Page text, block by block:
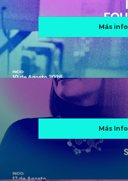
Más info
Más Info